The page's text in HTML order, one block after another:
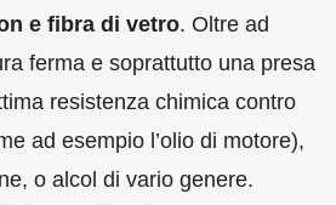
e fibra di vetro. Oltre ad
ferma e soprattutto una presa
resistenza chimica contro
ad esempio l’olio di motore),
o alcol di vario genere.